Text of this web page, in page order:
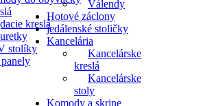
Válendy
Hotové záclony
jedálenské stoličky
Kancelária
Kancelárske
kreslá
Kancelárske
stoly
Komody a skrine
kreslá
stolíky